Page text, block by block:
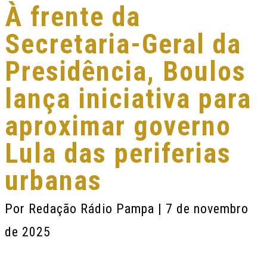
À frente da
Secretaria-Geral da
Presidência, Boulos
lança iniciativa para
aproximar governo
Lula das periferias
urbanas
Por Redação Rádio Pampa | 7 de novembro
de 2025